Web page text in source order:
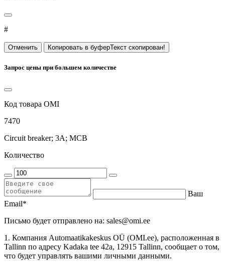
#
Отменить Копировать в буфер
Запрос цены при большем количестве
Код товара OMI
7470
Circuit breaker; 3A; MCB
Количество
Ваш
Email*
Письмо будет отправлено на: sales@omi.ee
1. Компания Automaatikakeskus OÜ (OMI.ee), расположенная в
Tallinn по адресу Kadaka tee 42a, 12915 Tallinn, сообщает о том,
что будет управлять вашими личными данными.